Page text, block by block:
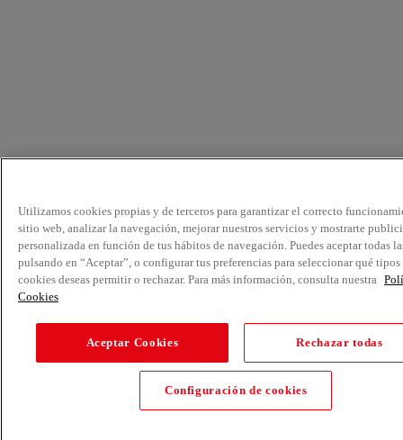
Utilizamos cookies propias y de terceros para garantizar el correcto
sitio web, analizar la navegación, mejorar nuestros servicios y mostrarte
personalizada en función de tus hábitos de navegación. Puedes aceptar todas
pulsando en “Aceptar”, o configurar tus preferencias para seleccionar qué tipos
cookies deseas permitir o rechazar. Para más información, consulta nuestra
Cookies
Aceptar Cookies Rechazar todas
Configuración de cookies